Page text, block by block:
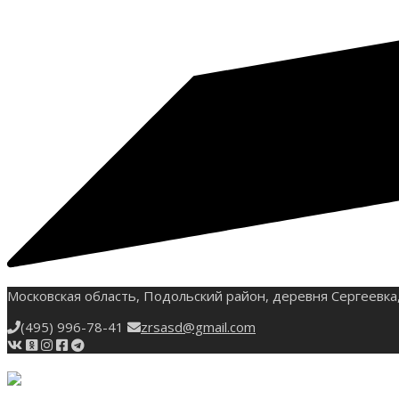
Московская область, Подольский район, деревня
(495) 996-78-41
zrsasd@gmail.com